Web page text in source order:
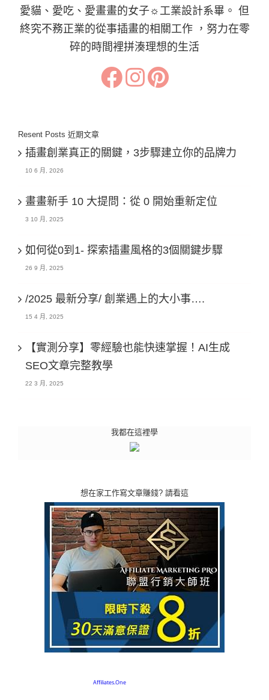
愛貓、愛吃、愛畫畫的女子☼工業設計系畢。 但
終究不務正業的從事插畫的相關工作 ，努力在零
碎的時間裡拼湊理想的生活
Resent Posts 近期文章
插畫創業真正的關鍵，3步驟建立你的品牌力
10 6 月, 2026
畫畫新手 10 大提問：從 0 開始重新定位
3 10 月, 2025
如何從0到1- 探索插畫風格的3個關鍵步驟
26 9 月, 2025
/2025 最新分享/ 創業遇上的大小事….
15 4 月, 2025
【實測分享】零經驗也能快速掌握！AI生成
SEO文章完整教學
22 3 月, 2025
我都在這裡學
想在家工作寫文章賺錢? 請看這